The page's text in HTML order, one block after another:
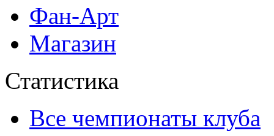
Фан-Арт
Магазин
Статистика
Все чемпионаты клуба